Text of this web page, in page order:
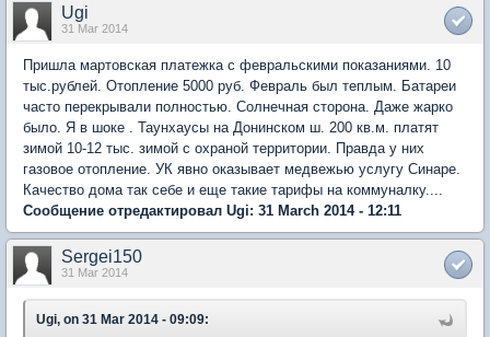
Ugi
31 Mar 2014
Пришла мартовская платежка с февральскими показаниями. 10
тыс.рублей. Отопление 5000 руб. Февраль был теплым. Батареи
часто перекрывали полностью. Солнечная сторона. Даже жарко
было. Я в шоке . Таунхаусы на Донинском ш. 200 кв.м. платят
зимой 10-12 тыс. зимой с охраной территории. Правда у них
газовое отопление. УК явно оказывает медвежью услугу Синаре.
Качество дома так себе и еще такие тарифы на коммуналку....
Сообщение отредактировал Ugi: 31 March 2014 - 12:11
Sergei150
31 Mar 2014
Ugi, on 31 Mar 2014 - 09:09: